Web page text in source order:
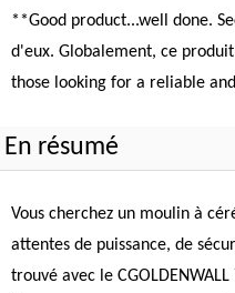
**Good product...well done.
d'eux. Globalement, ce
those looking for a reliable
En résumé
Vous cherchez un moulin à
attentes de puissance, de
trouvé avec le